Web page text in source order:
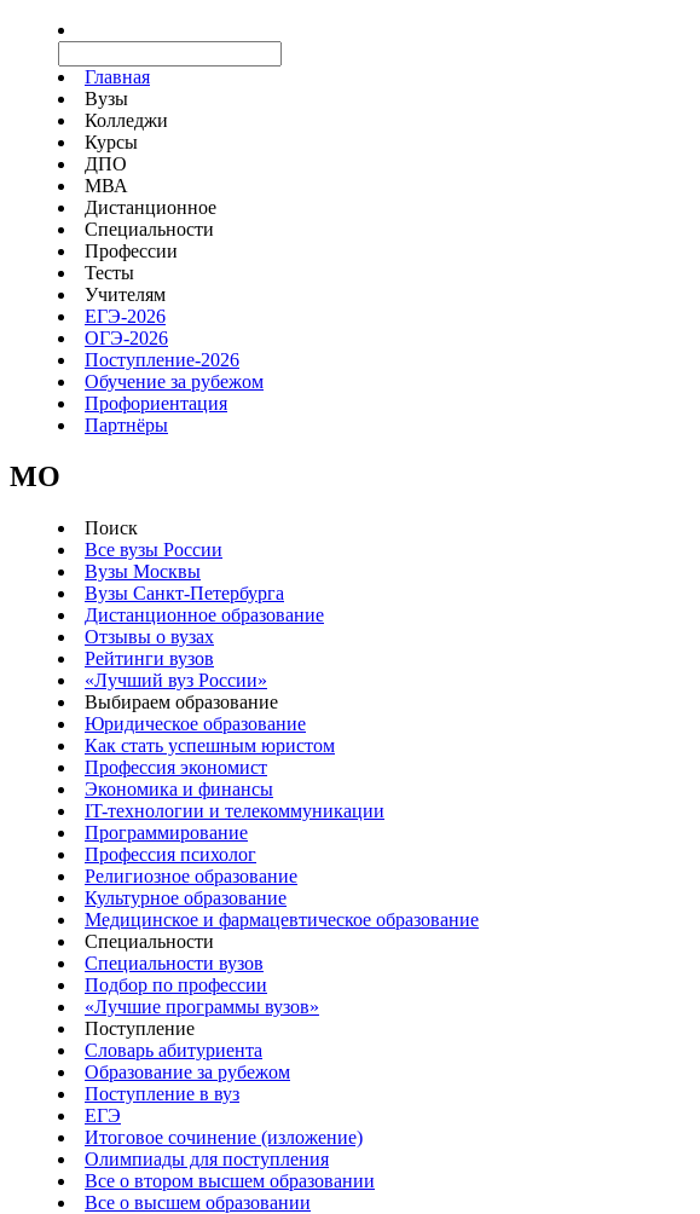
Главная
Вузы
Колледжи
Курсы
ДПО
МВА
Дистанционное
Специальности
Профессии
Тесты
Учителям
ЕГЭ-2026
ОГЭ-2026
Поступление-2026
Обучение за рубежом
Профориентация
Партнёры
MO
Поиск
Все вузы России
Вузы Москвы
Вузы Санкт-Петербурга
Дистанционное образование
Отзывы о вузах
Рейтинги вузов
«Лучший вуз России»
Выбираем образование
Юридическое образование
Как стать успешным юристом
Профессия экономист
Экономика и финансы
IT-технологии и телекоммуникации
Программирование
Профессия психолог
Религиозное образование
Культурное образование
Медицинское и фармацевтическое образование
Специальности
Специальности вузов
Подбор по профессии
«Лучшие программы вузов»
Поступление
Словарь абитуриента
Образование за рубежом
Поступление в вуз
ЕГЭ
Итоговое сочинение (изложение)
Олимпиады для поступления
Все о втором высшем образовании
Все о высшем образовании